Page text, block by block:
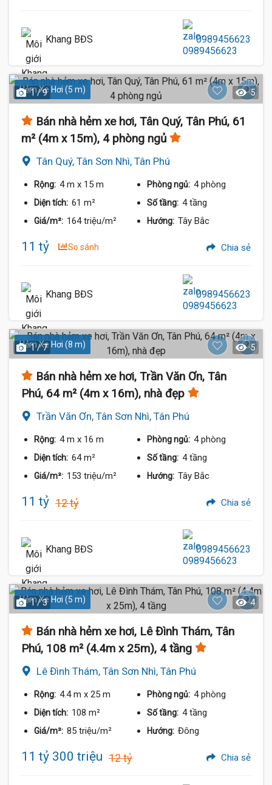
Khang BĐS 0989456623
Hẻm Xe Hơi (5 m)
1 / 9 5
Bán nhà hẻm xe hơi, Tân Quý, Tân Phú, 61
m² (4m x 15m), 4 phòng ngủ
Tân Quý, Tân Sơn Nhì, Tân Phú
Rộng: 4 m x 15 m Phòng ngủ: 4 phòng
Diện tích: 61 m² Số tầng: 4 tầng
Giá/m²: 164 triệu/m² Hướng: Tây Bắc
11 tỷ So sánh Chia sẻ
Khang BĐS 0989456623
Hẻm Xe Hơi (8 m)
1 / 7 5
Bán nhà hẻm xe hơi, Trần Văn Ơn, Tân
Phú, 64 m² (4m x 16m), nhà đẹp
Trần Văn Ơn, Tân Sơn Nhì, Tân Phú
Rộng: 4 m x 16 m Phòng ngủ: 4 phòng
Diện tích: 64 m² Số tầng: 4 tầng
Giá/m²: 153 triệu/m² Hướng: Tây Bắc
11 tỷ 12 tỷ Chia sẻ
Khang BĐS 0989456623
Hẻm Xe Hơi (5 m)
1 / 3 4
Bán nhà hẻm xe hơi, Lê Đình Thám, Tân
Phú, 108 m² (4.4m x 25m), 4 tầng
Lê Đình Thám, Tân Sơn Nhì, Tân Phú
Rộng: 4.4 m x 25 m Phòng ngủ: 4 phòng
Diện tích: 108 m² Số tầng: 4 tầng
Giá/m²: 85 triệu/m² Hướng: Đông
11 tỷ 300 triệu 12 tỷ Chia sẻ